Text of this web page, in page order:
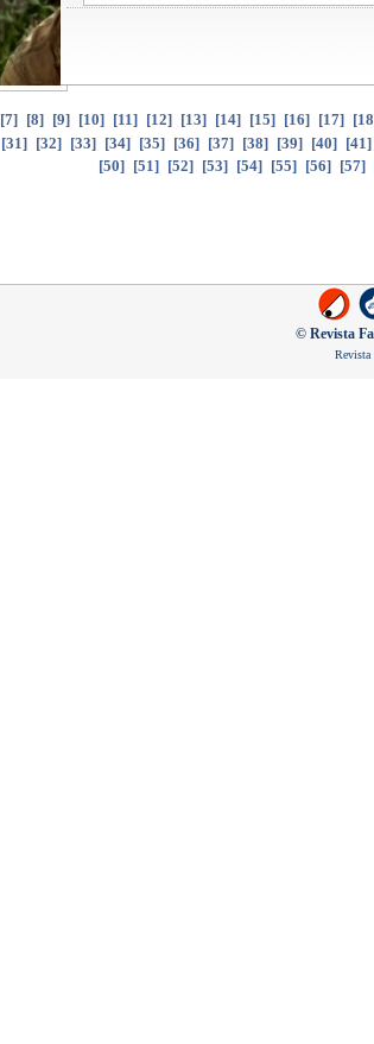
[7] [8] [9] [10] [11] [12] [13] [14] [15] [16] [17] [18
[31] [32] [33] [34] [35] [36] [37] [38] [39] [40] [41]
[50] [51] [52] [53] [54] [55] [56] [57]
© Revista
Revista